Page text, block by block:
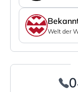
Welt der